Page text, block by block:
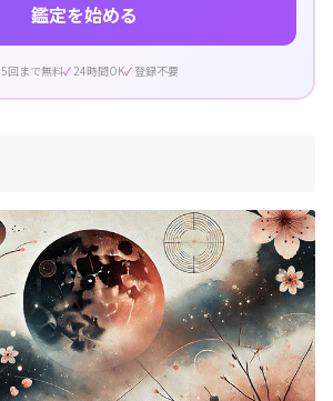
鑑定を始める
5回まで無料 24時間OK 登録不要